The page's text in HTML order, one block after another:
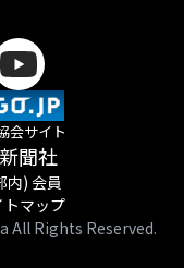
会サイト
聞社
内) 会員
トマップ
All Rights Reserved.